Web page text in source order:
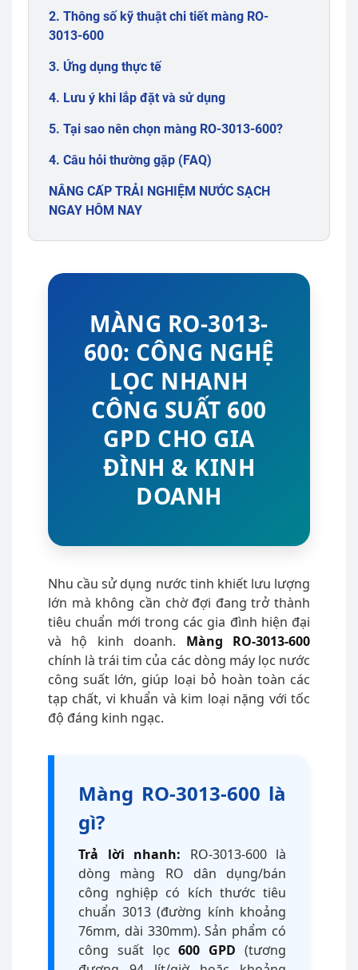
2. Thông số kỹ thuật chi tiết màng RO-
3013-600
3. Ứng dụng thực tế
4. Lưu ý khi lắp đặt và sử dụng
5. Tại sao nên chọn màng RO-3013-600?
4. Câu hỏi thường gặp (FAQ)
NÂNG CẤP TRẢI NGHIỆM NƯỚC SẠCH
NGAY HÔM NAY
MÀNG RO-3013-
600: CÔNG NGHỆ
LỌC NHANH
CÔNG SUẤT 600
GPD CHO GIA
ĐÌNH & KINH
DOANH
Nhu cầu sử dụng nước tinh khiết lưu lượng
lớn mà không cần chờ đợi đang trở thành
tiêu chuẩn mới trong các gia đình hiện đại
và hộ kinh doanh. Màng RO-3013-600
chính là trái tim của các dòng máy lọc nước
công suất lớn, giúp loại bỏ hoàn toàn các
tạp chất, vi khuẩn và kim loại nặng với tốc
độ đáng kinh ngạc.
Màng RO-3013-600 là
gì?
Trả lời nhanh: RO-3013-600 là
dòng màng RO dân dụng/bán
công nghiệp có kích thước tiêu
chuẩn 3013 (đường kính khoảng
76mm, dài 330mm). Sản phẩm có
công suất lọc600 GPD (tương